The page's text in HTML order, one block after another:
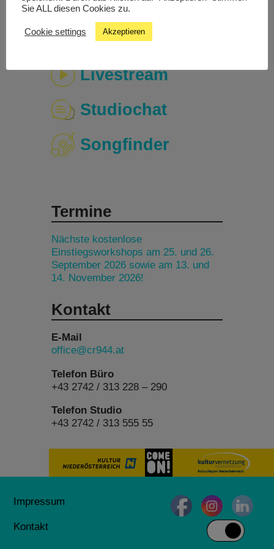
Livestream
Studiochat
Songfinder
Termine
Nächste kostenlose
Einstiegsworkshops am 25. und 26.
September 2026 sowie am 13. und
14. November 2026!
Kontakt
E-Mail
office@cr944.at
Telefon Büro
+43 2742 / 313 228 – 290
Telefon Studio
+43 2742 / 313 555 55
Impressum
Kontakt
Sie ALL diesen Cookies zu.
Cookie settings Akzeptieren